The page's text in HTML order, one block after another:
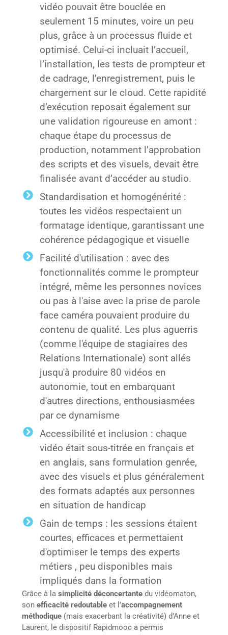
vidéo pouvait être bouclée en
seulement 15 minutes, voire un peu
plus, grâce à un processus fluide et
optimisé. Celui-ci incluait l’accueil,
l’installation, les tests de prompteur et
de cadrage, l’enregistrement, puis le
chargement sur le cloud. Cette rapidité
d’exécution reposait également sur
une validation rigoureuse en amont :
chaque étape du processus de
production, notamment l’approbation
des scripts et des visuels, devait être
finalisée avant d’accéder au studio.
Standardisation et homogénérité :
toutes les vidéos respectaient un
formatage identique, garantissant une
cohérence pédagogique et visuelle
Facilité d'utilisation : avec des
fonctionnalités comme le prompteur
intégré, même les personnes novices
ou pas à l'aise avec la prise de parole
face caméra pouvaient produire du
contenu de qualité. Les plus aguerris
(comme l'équipe de stagiaires des
Relations Internationale) sont allés
jusqu'à produire 80 vidéos en
autonomie, tout en embarquant
d'autres directions, enthousiasmées
par ce dynamisme
Accessibilité et inclusion : chaque
vidéo était sous-titrée en français et
en anglais, sans formulation genrée,
avec des visuels et plus généralement
des formats adaptés aux personnes
en situation de handicap
Gain de temps : les sessions étaient
courtes, efficaces et permettaient
d'optimiser le temps des experts
métiers , peu disponibles mais
impliqués dans la formation
Grâce à la simplicité déconcertantedu vidéomaton,
son efficacité redoutableet l’accompagnement
méthodique(mais exacerbant la créativité) d’Anne et
Laurent, le dispositif Rapidmooc a permis